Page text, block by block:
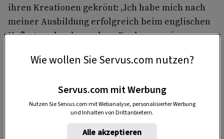
ihren Kreationen gekrönt: „Ich habe mich nach
meiner Ausbildung erfolgreich beim englischen
Hofhutmacher beworben. Doch vor meiner
kennengelernt.“
Wie wollen Sie Servus.com nutzen?
Servus.com mit Werbung
Nutzen Sie Servus.com mit Webanalyse, personalisierter Werbung
und Inhalten von Drittanbietern.
Alle akzeptieren